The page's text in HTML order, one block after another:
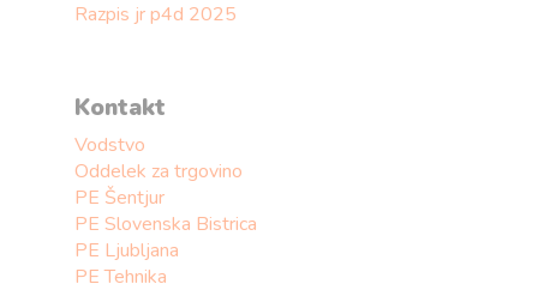
Razpis jr p4d 2025
Kontakt
Vodstvo
Oddelek za trgovino
PE Šentjur
PE Slovenska Bistrica
PE Ljubljana
PE Tehnika